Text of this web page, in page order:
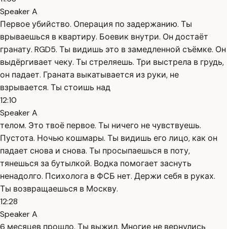
Speaker A
Первое убийство. Операция по задержанию. Ты
врываешься в квартиру. Боевик внутри. Он достаёт
гранату. RGD5. Ты видишь это в замедленной съёмке. Он
выдёргивает чеку. Ты стреляешь. Три выстрела в грудь,
он падает. Граната выкатывается из руки, не
взрывается. Ты стоишь над
12:10
Speaker A
телом. Это твоё первое. Ты ничего не чувствуешь.
Пустота. Ночью кошмары. Ты видишь его лицо, как он
падает снова и снова. Ты просыпаешься в поту,
тянешься за бутылкой. Водка помогает заснуть
ненадолго. Психолога в ФСБ нет. Держи себя в руках.
Ты возвращаешься в Москву.
12:28
Speaker A
6 месяцев прошло. Ты выжил. Многие не вернулись